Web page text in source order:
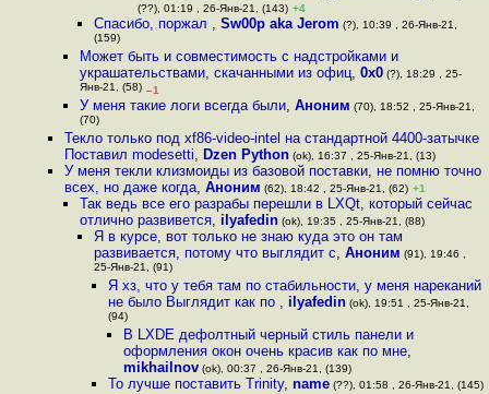
(??), 01:19 , 26-Янв-21, (143) +4
Спасибо, поржал , Sw00p aka Jerom (?), 10:39 , 26-Янв-21,
(159)
Может быть и совместимость с надстройками и
украшательствами, скачанными из офиц, 0x0(?), 18:29 , 25-
Янв-21, (58) –1
У меня такие логи всегда были, Аноним (70), 18:52 , 25-Янв-21,
(70)
Текло только под xf86-video-intel на стандартной 4400-затычке
Поставил modesetti, Dzen Python (ok), 16:37 , 25-Янв-21, (13)
У меня текли клизмоиды из базовой поставки, не помню точно
всех, но даже когда,Аноним (62), 18:42 , 25-Янв-21, (62) +1
Так ведь все его разрабы перешли в LXQt, который сейчас
отлично развивется, ilyafedin(ok), 19:35 , 25-Янв-21, (88)
Я в курсе, вот только не знаю куда это он там
развивается, потому что выглядит с, Аноним (91), 19:46 ,
25-Янв-21, (91)
Я хз, что у тебя там по стабильности, у меня нареканий
не было Выглядит как по , ilyafedin (ok), 19:51 , 25-Янв-21,
(94)
В LXDE дефолтный черный стиль панели и
оформления окон очень красив как по мне,
mikhailnov(ok), 00:37 , 26-Янв-21, (139)
То лучше поставить Trinity,name (??), 01:58 , 26-Янв-21, (145)